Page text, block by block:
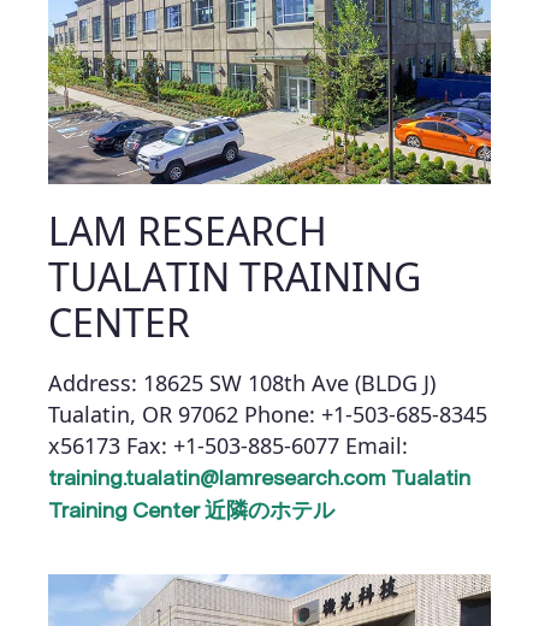
LAM RESEARCH
TUALATIN TRAINING
CENTER
Address: 18625 SW 108th Ave (BLDG J)
Tualatin, OR 97062 Phone: +1-503-685-8345
x56173 Fax: +1-503-885-6077 Email:
training.tualatin@lamresearch.com Tualatin
Training Center 近隣のホテル